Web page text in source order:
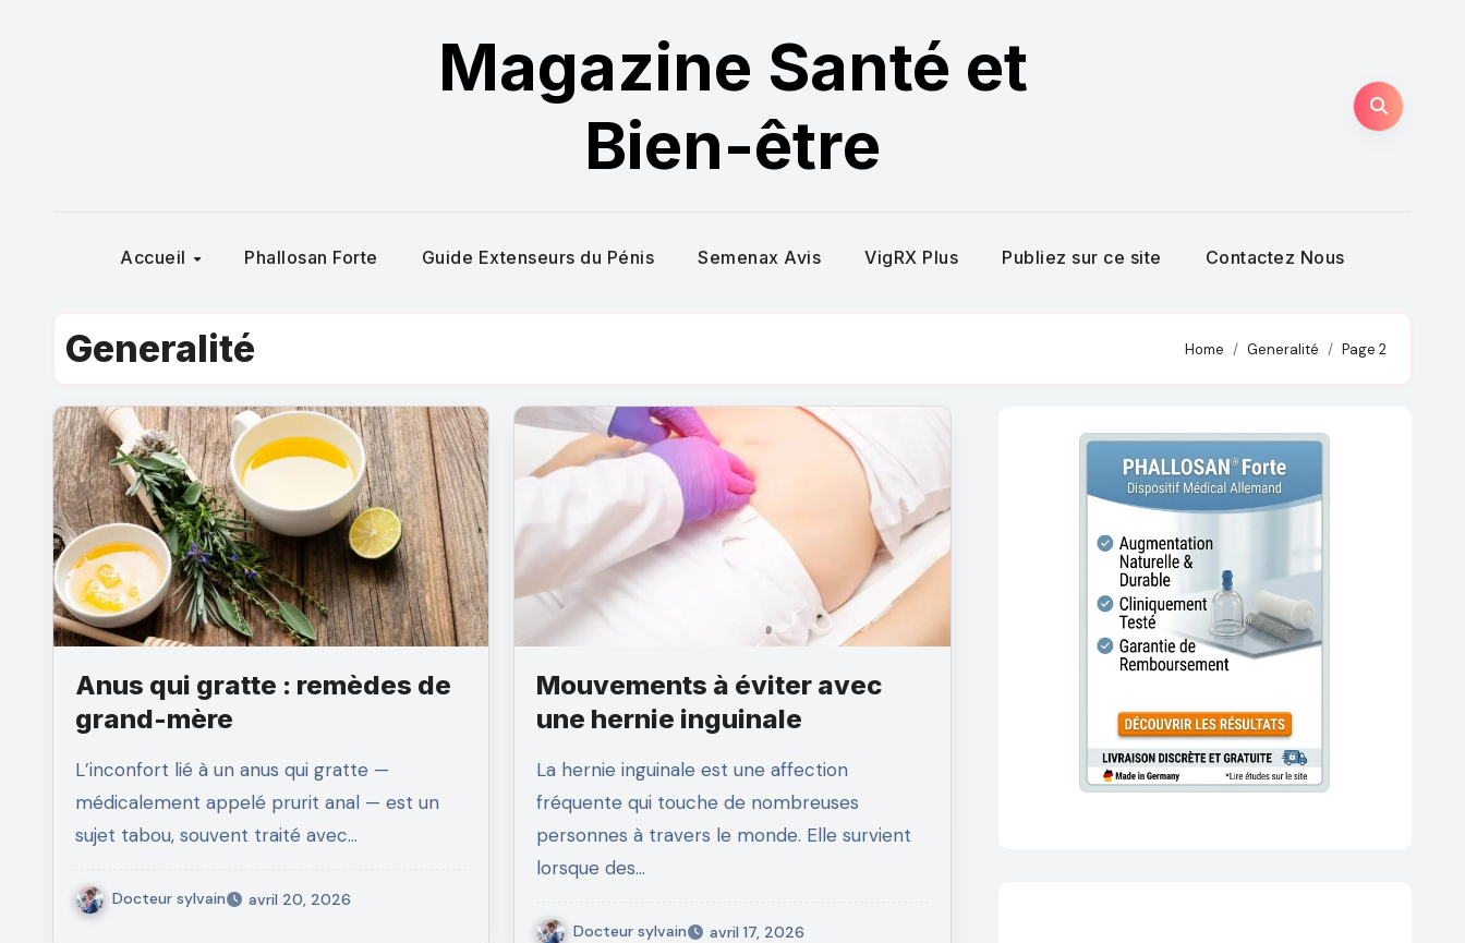
Magazine Santé et
Bien-être
Accueil Phallosan Forte Guide Extenseurs du Pénis Semenax Avis VigRX Plus Publiez sur ce site Contactez Nous
Generalité Home Generalité Page 2
Anus qui gratte : remèdes de
grand-mère
L’inconfort lié à un anus qui gratte —
médicalement appelé prurit anal — est un
sujet tabou, souvent traité avec…
Docteur sylvain avril 20, 2026
Mouvements à éviter avec
une hernie inguinale
La hernie inguinale est une affection
fréquente qui touche de nombreuses
personnes à travers le monde. Elle survient
lorsque des…
Docteur sylvain avril 17, 2026